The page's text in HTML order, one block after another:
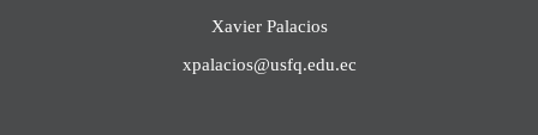
Xavier Palacios
xpalacios@usfq.edu.ec